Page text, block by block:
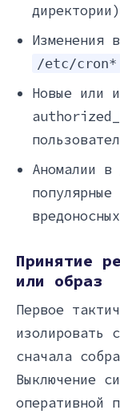
директории)
Изменения
/etc/cron*
Новые или
Аномалии
Принятие
или образ
Первое
изолировать
сначала
Выключение
оперативной